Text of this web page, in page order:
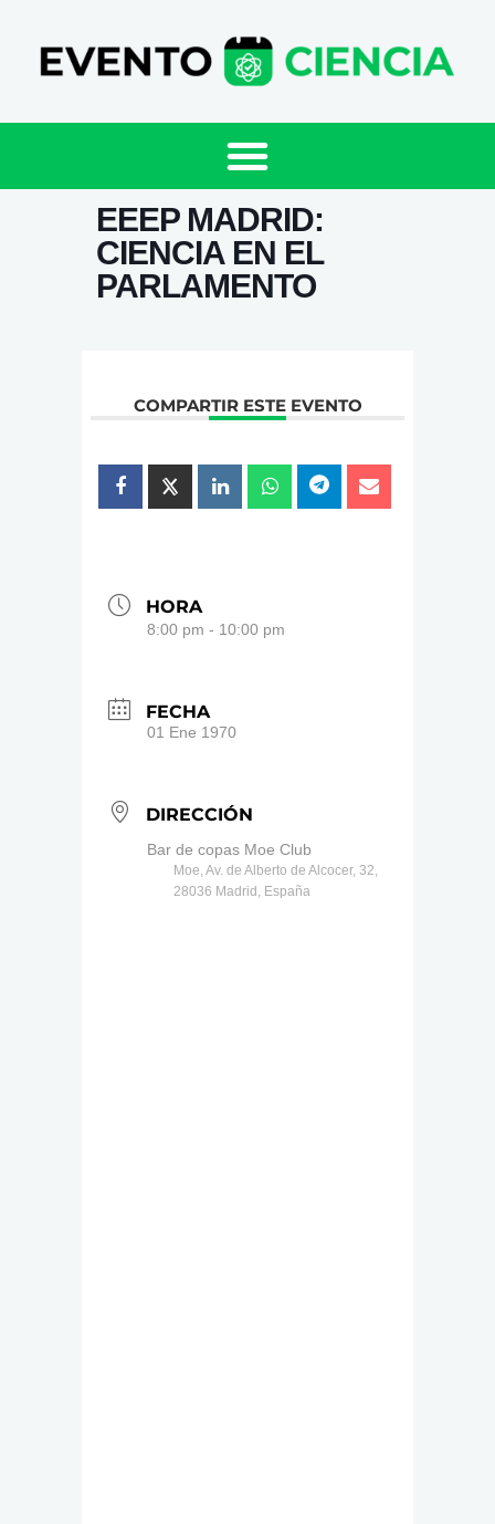
EEEP MADRID:
CIENCIA EN EL
PARLAMENTO
COMPARTIR ESTE EVENTO
HORA
8:00 pm - 10:00 pm
FECHA
01 Ene 1970
DIRECCIÓN
Bar de copas Moe Club
Moe, Av. de Alberto de Alcocer, 32,
28036 Madrid, España